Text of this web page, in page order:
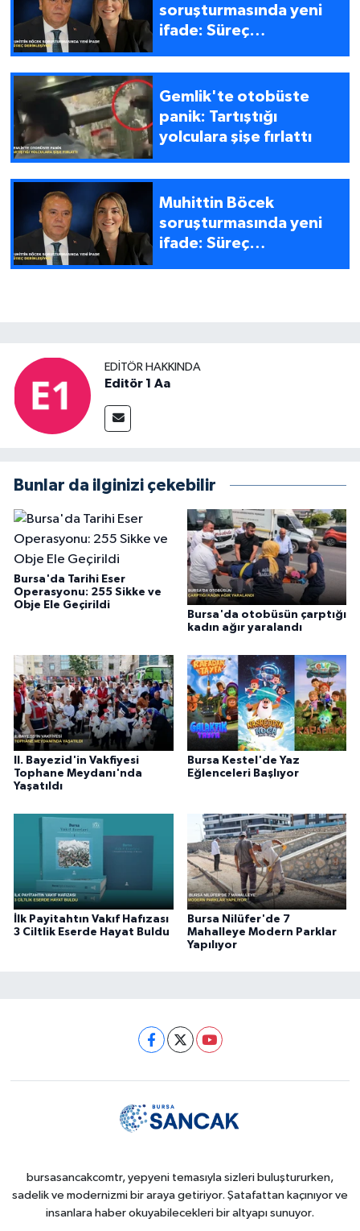
soruşturmasında yeni
ifade: Süreç
Gemlik'te otobüste
panik: Tartıştığı
yolculara şişe fırlattı
Muhittin Böcek
soruşturmasında yeni
ifade: Süreç
EDITÖR HAKKINDA
Editör 1 Aa
Bunlar da ilginizi çekebilir
Bursa'da Tarihi Eser
Operasyonu: 255 Sikke ve
Obje Ele Geçirildi
Bursa'da otobüsün çarptığı
kadın ağır yaralandı
II. Bayezid'in Vakfiyesi
Tophane Meydanı'nda
Yaşatıldı
Bursa Kestel'de Yaz
Eğlenceleri Başlıyor
İlk Payitahtın Vakıf Hafızası
3 Ciltlik Eserde Hayat Buldu
Bursa Nilüfer'de 7
Mahalleye Modern Parklar
Yapılıyor
bursasancakcomtr, yepyeni temasıyla sizleri buluştururken,
sadelik ve modernizmi bir araya getiriyor. Şatafattan kaçınıyor ve
insanlara haber okuyabilecekleri bir altyapı sunuyor.